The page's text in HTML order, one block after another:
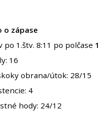
o zápase
po 1.štv. 8:11 po polčase
16
obrana/útok: 28/15
4
hody: 24/12